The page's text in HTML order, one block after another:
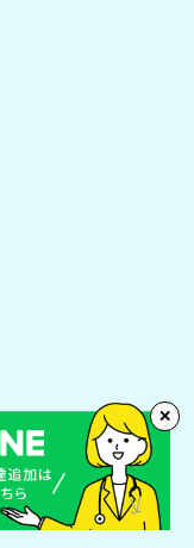
©Pettie獣医師キャリア.
✕